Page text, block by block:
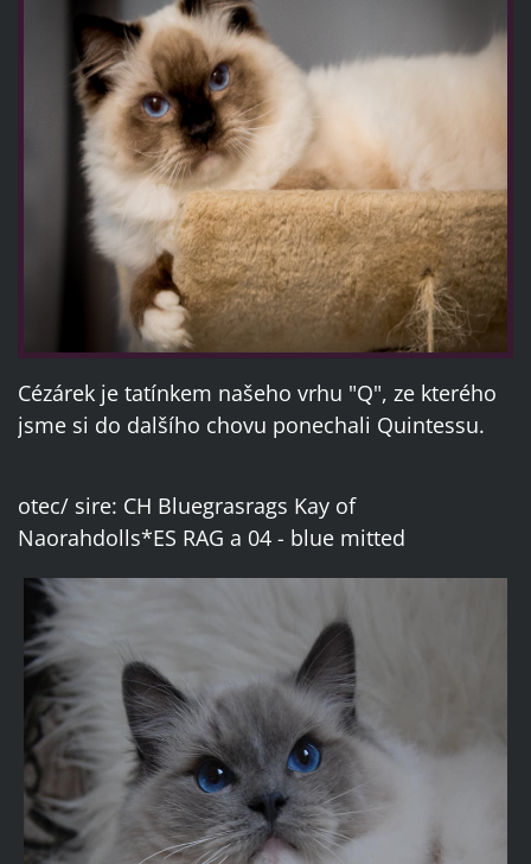
Cézárek je tatínkem našeho vrhu "Q", ze kterého
jsme si do dalšího chovu ponechali Quintessu.
otec/ sire: CH Bluegrasrags Kay of
Naorahdolls*ES RAG a 04 - blue mitted